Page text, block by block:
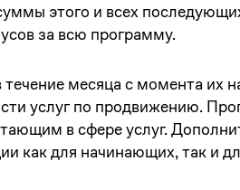
этого и всех
за всю программу.
месяца с момента их
услуг по продвижению.
в сфере услуг.
как для начинающих, так и